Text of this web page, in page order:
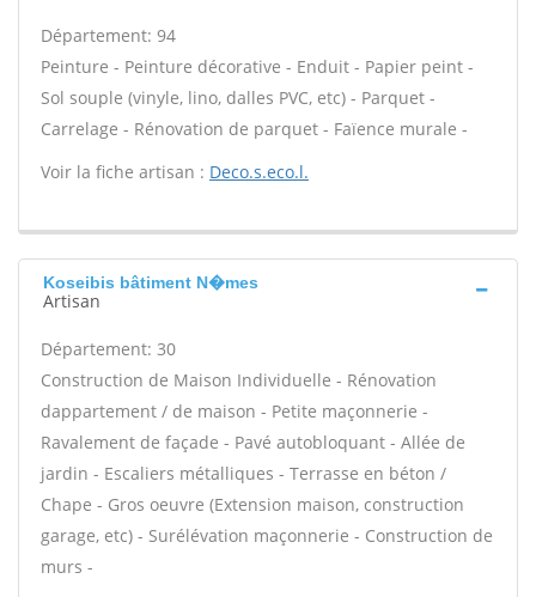
Département: 94
Peinture - Peinture décorative - Enduit - Papier peint -
Sol souple (vinyle, lino, dalles PVC, etc) - Parquet -
Carrelage - Rénovation de parquet - Faïence murale -
Voir la fiche artisan : Deco.s.eco.l.
Koseibis bâtiment N�mes
Artisan
Département: 30
Construction de Maison Individuelle - Rénovation
dappartement / de maison - Petite maçonnerie -
Ravalement de façade - Pavé autobloquant - Allée de
jardin - Escaliers métalliques - Terrasse en béton /
Chape - Gros oeuvre (Extension maison, construction
garage, etc) - Surélévation maçonnerie - Construction de
murs -